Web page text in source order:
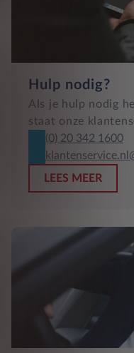
Hulp nodig?
Als je hulp nodig
staat onze
(0) 20 342 1600
LEES MEER